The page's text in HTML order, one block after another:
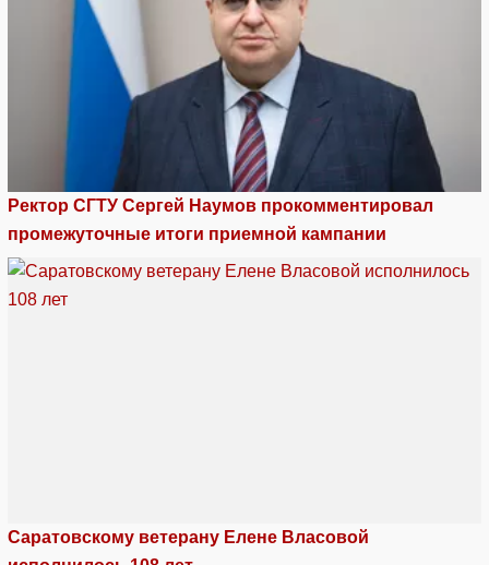
Ректор СГТУ Сергей Наумов прокомментировал
промежуточные итоги приемной кампании
Саратовскому ветерану Елене Власовой